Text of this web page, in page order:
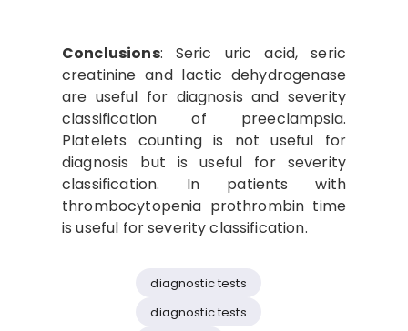
Conclusions: Seric uric acid, seric
creatinine and lactic dehydrogenase
are useful for diagnosis and severity
classification of preeclampsia.
Platelets counting is not useful for
diagnosis but is useful for severity
classification. In patients with
thrombocytopenia prothrombin time
is useful for severity classification.
diagnostic tests
diagnostic tests